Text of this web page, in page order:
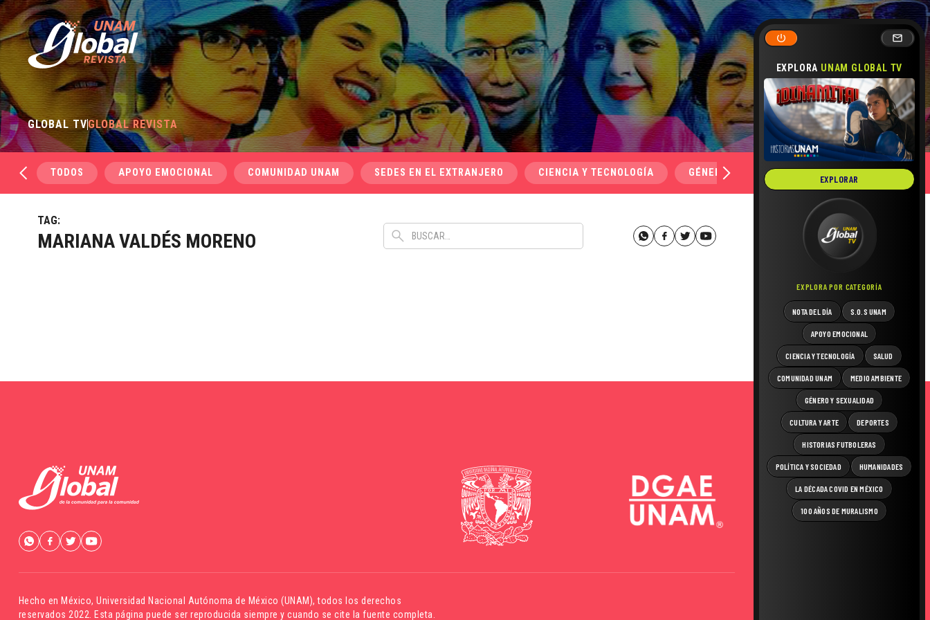
EXPLORA UNAM GLOBAL TV
EXPLORAR
EXPLORA POR CATEGORÍA
NOTA DEL DÍA S.O.S UNAM
APOYO EMOCIONAL
CIENCIA Y TECNOLOGÍA SALUD
COMUNIDAD UNAM MEDIO AMBIENTE
GÉNERO Y SEXUALIDAD
CULTURA Y ARTE DEPORTES
HISTORIAS FUTBOLERAS
POLÍTICA Y SOCIEDAD HUMANIDADES
LA DÉCADA COVID EN MÉXICO
100 AÑOS DE MURALISMO
GLOBAL TVGLOBAL REVISTA
TODOS APOYO EMOCIONAL COMUNIDAD UNAM SEDES EN EL EXTRANJERO CIENCIA Y TECNOLOGÍA GÉNERO Y SEXUALIDAD SALUD
TAG:
MARIANA VALDÉS MORENO
Hecho en México,Universidad Nacional Autónoma de México (UNAM), todos los derechos
reservados 2022. Esta página puede ser reproducida siempre y cuando se cite la fuente completa.